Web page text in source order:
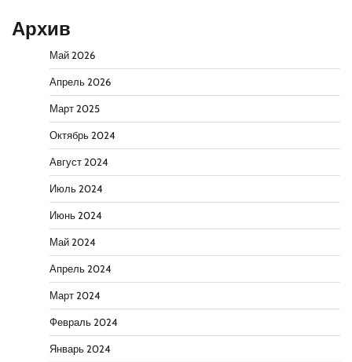
Архив
Май 2026
Апрель 2026
Март 2025
Октябрь 2024
Август 2024
Июль 2024
Июнь 2024
Май 2024
Апрель 2024
Март 2024
Февраль 2024
Январь 2024